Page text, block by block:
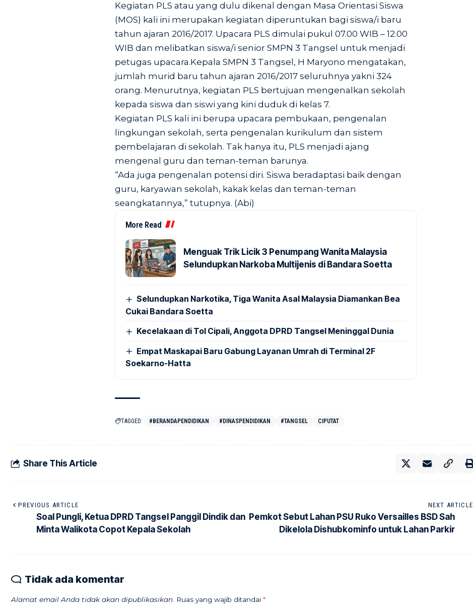
Kegiatan PLS atau yang dulu dikenal dengan Masa Orientasi Siswa
(MOS) kali ini merupakan kegiatan diperuntukan bagi siswa/i baru
tahun ajaran 2016/2017. Upacara PLS dimulai pukul 07.00 WIB – 12.00
WIB dan melibatkan siswa/i senior SMPN 3 Tangsel untuk menjadi
petugas upacara.Kepala SMPN 3 Tangsel, H Maryono mengatakan,
jumlah murid baru tahun ajaran 2016/2017 seluruhnya yakni 324
orang. Menurutnya, kegiatan PLS bertujuan mengenalkan sekolah
kepada siswa dan siswi yang kini duduk di kelas 7.
Kegiatan PLS kali ini berupa upacara pembukaan, pengenalan
lingkungan sekolah, serta pengenalan kurikulum dan sistem
pembelajaran di sekolah. Tak hanya itu, PLS menjadi ajang
mengenal guru dan teman-teman barunya.
“Ada juga pengenalan potensi diri. Siswa beradaptasi baik dengan
guru, karyawan sekolah, kakak kelas dan teman-teman
seangkatannya,” tutupnya. (Abi)
More Read
Menguak Trik Licik 3 Penumpang Wanita Malaysia
Selundupkan Narkoba Multijenis di Bandara Soetta
Selundupkan Narkotika, Tiga Wanita Asal Malaysia Diamankan Bea
Cukai Bandara Soetta
Kecelakaan di Tol Cipali, Anggota DPRD Tangsel Meninggal Dunia
Empat Maskapai Baru Gabung Layanan Umrah di Terminal 2F
Soekarno-Hatta
TAGGED: #BERANDAPENDIDIKAN #DINASPENDIDIKAN #TANGSEL CIPUTAT
Share This Article
PREVIOUS ARTICLE
Soal Pungli, Ketua DPRD Tangsel Panggil Dindik dan
Minta Walikota Copot Kepala Sekolah
NEXT ARTICLE
Pemkot Sebut Lahan PSU Ruko Versailles BSD Sah
Dikelola Dishubkominfo untuk Lahan Parkir
Tidak ada komentar
Alamat email Anda tidak akan dipublikasikan. Ruas yang wajib ditandai *